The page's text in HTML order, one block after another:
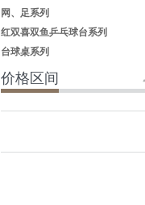
网、足系列
红双喜双鱼乒乓球台系列
台球桌系列
价格区间